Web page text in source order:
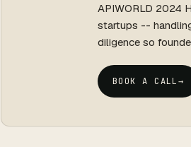
APIWORLD 2024
startups --
diligence so
BOOK A CALL→